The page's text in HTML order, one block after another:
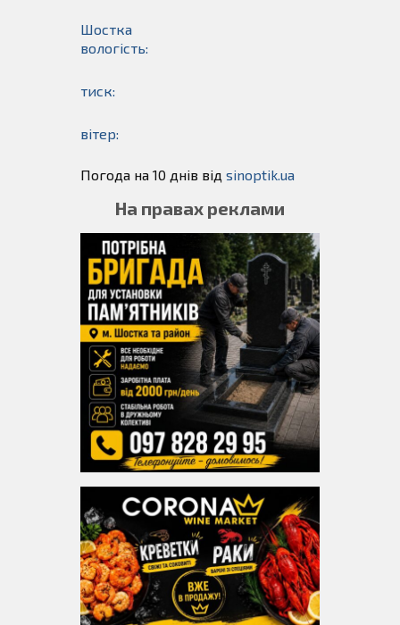
Шостка
вологість:
тиск:
вітер:
Погода на 10 днів від sinoptik.ua
На правах реклами